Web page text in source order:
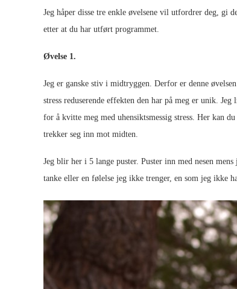
Jeg håper disse tre enkle øvelsene vil utfordrer deg, gi
etter at du har utført programmet.
Øvelse 1.
Jeg er ganske stiv i midtryggen. Derfor er denne
stress reduserende effekten den har på meg er unik.
for å kvitte meg med uhensiktsmessig stress. Her kan
trekker seg inn mot midten.
Jeg blir her i 5 lange puster. Puster inn med nesen
tanke eller en følelse jeg ikke trenger, en som jeg ikke